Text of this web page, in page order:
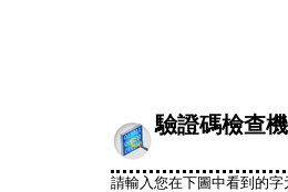
驗證碼檢查
請輸入您在下圖中看到的